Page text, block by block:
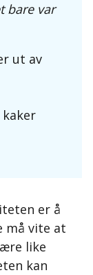
bare var
ut av
kaker
er å
må vite at
like
kan